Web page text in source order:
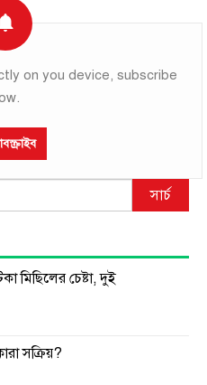
on you device, subscribe
সার্চ
মিছিলের চেষ্টা, দুই
সক্রিয়?